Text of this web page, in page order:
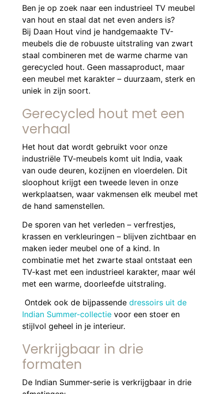
Ben je op zoek naar een industrieel TV meubel
van hout en staal dat net even anders is?
Bij Daan Hout vind je handgemaakte TV-
meubels die de robuuste uitstraling van zwart
staal combineren met de warme charme van
gerecycled hout. Geen massaproduct, maar
een meubel met karakter – duurzaam, sterk en
uniek in zijn soort.
Gerecycled hout met een
verhaal
Het hout dat wordt gebruikt voor onze
industriële TV-meubels komt uit India, vaak
van oude deuren, kozijnen en vloerdelen. Dit
sloophout krijgt een tweede leven in onze
werkplaatsen, waar vakmensen elk meubel met
de hand samenstellen.
De sporen van het verleden – verfrestjes,
krassen en verkleuringen – blijven zichtbaar en
maken ieder meubel one of a kind. In
combinatie met het zwarte staal ontstaat een
TV-kast met een industrieel karakter, maar wél
met een warme, doorleefde uitstraling.
Ontdek ook de bijpassende dressoirs uit de
Indian Summer-collectievoor een stoer en
stijlvol geheel in je interieur.
Verkrijgbaar in drie
formaten
De Indian Summer-serie is verkrijgbaar in drie